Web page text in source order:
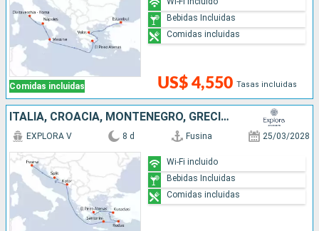
Comidas incluidas US$ 4,550 Tasas incluidas
Bebidas Incluidas
Comidas incluidas
ITALIA, CROACIA, MONTENEGRO, GRECIA, TURQUÍA
EXPLORA V 8 d Fusina 25/03/2028
Wi-Fi incluido
Bebidas Incluidas
Comidas incluidas